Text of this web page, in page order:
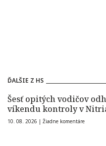
ĎALŠIE Z HS
Šesť opitých vodičov
víkendu kontroly v
10. 08. 2026 | Žiadne komentáre